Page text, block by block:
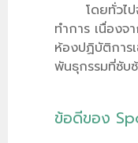
โดยทั่วไ
ทำการ เนื่องจ
ห้องปฏิบัติการเ
พันธุกรรมที่ซับ
ข้อดีของ